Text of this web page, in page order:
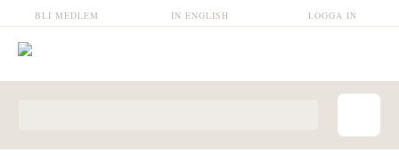
Hoppa till huvudinnehåll LOGGA IN
IN ENGLISH
BLI MEDLEM